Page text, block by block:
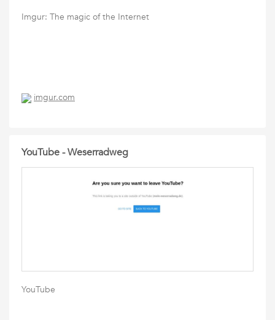
Imgur: The magic of the Internet
imgur.com
YouTube - Weserradweg
YouTube